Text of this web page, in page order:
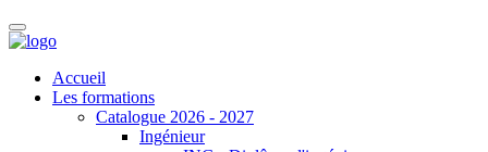
Accueil
Les formations
Catalogue 2026 - 2027
Ingénieur